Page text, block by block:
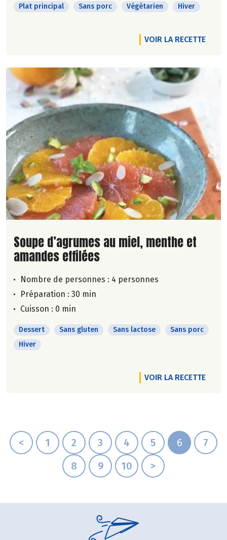
Plat principal Sans porc Végétarien Hiver
VOIR LA RECETTE
Lire la suite de la recette
Soupe d’agrumes au miel, menthe et
amandes effilées
Nombre de personnes : 4 personnes
Préparation : 30 min
Cuisson : 0 min
Dessert Sans gluten Sans lactose
Sans porc
Hiver
VOIR LA RECETTE
< 1 2 3 4 5 6
7
8
9 10 >